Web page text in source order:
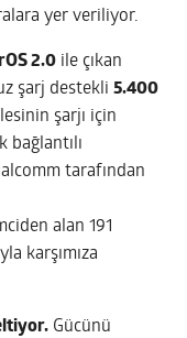
yer veriliyor.
2.0 ile çıkan
şarj destekli5.400
şarjı için
bağlantılı
tarafından
alan 191
karşımıza
Gücünü